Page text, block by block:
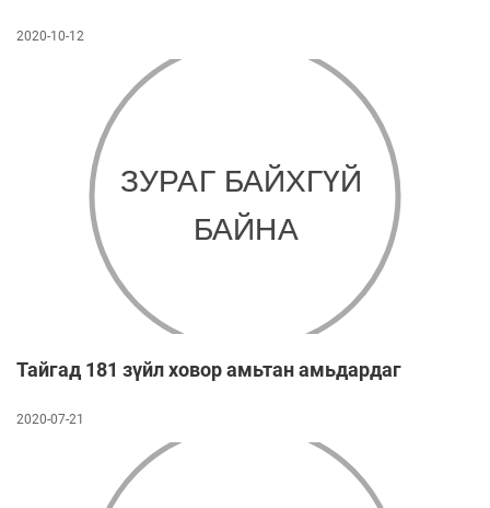
2020-10-12
Тайгад 181 зүйл ховор амьтан амьдардаг
2020-07-21